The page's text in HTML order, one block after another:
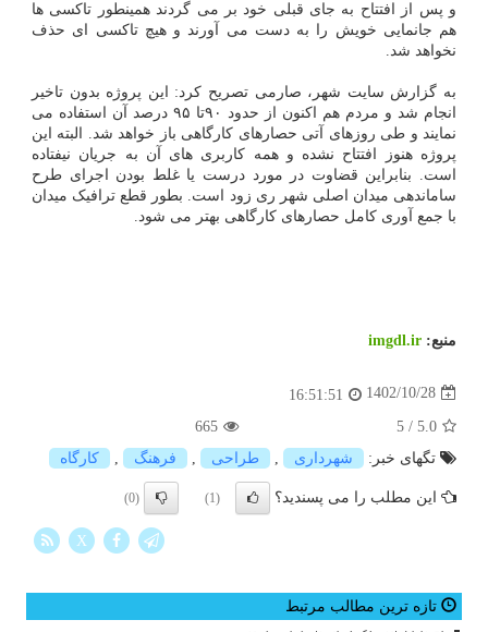
و پس از افتتاح به جای قبلی خود بر می گردند همینطور تاکسی ها
هم جانمایی خویش را به دست می آورند و هیچ تاکسی ای حذف
نخواهد شد.
به گزارش سایت شهر، صارمی تصریح کرد: این پروژه بدون تاخیر
انجام شد و مردم هم اکنون از حدود ۹۰تا ۹۵ درصد آن استفاده می
نمایند و طی روزهای آتی حصارهای کارگاهی باز خواهد شد. البته این
پروژه هنوز افتتاح نشده و همه کاربری های آن به جریان نیفتاده
است. بنابراین قضاوت در مورد درست یا غلط بودن اجرای طرح
ساماندهی میدان اصلی شهر ری زود است. بطور قطع ترافیک میدان
با جمع آوری کامل حصارهای کارگاهی بهتر می شود.
منبع: imgdl.ir
1402/10/28
16:51:51
5.0
/
5
665
تگهای خبر:
شهرداری طراحی فرهنگ كارگاه
این مطلب را می پسندید؟ (1)
(0)
X
تازه ترین مطالب مرتبط